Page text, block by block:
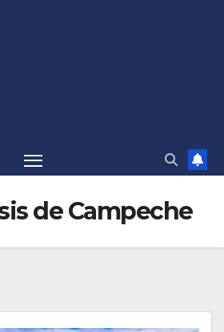
de Campeche